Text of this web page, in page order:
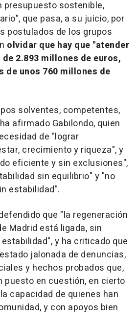
presupuesto sostenible,
que pasa, a su juicio, por
postulados de los grupos
olvidar que hay que "atender
2.893 millones de euros,
de unos 760 millones de
solventes, competentes,
afirmado Gabilondo, quien
de "lograr
crecimiento y riqueza", y
eficiente y sin exclusiones",
sin equilibrio" y "no
estabilidad".
que "la regeneración
Madrid está ligada, sin
y ha criticado que
jalonada de denuncias,
y hechos probados que,
puesto en cuestión, en cierto
capacidad de quienes han
y con apoyos bien